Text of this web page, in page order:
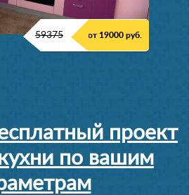
59375 от 19000 руб.
проект
по вашим